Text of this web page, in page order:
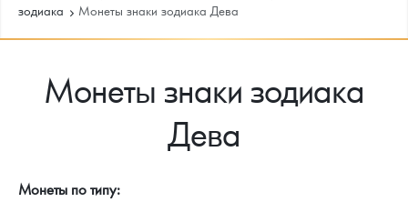
Каталог Монет
Инфо
зодиака
Монеты знаки зодиака Дева
Монеты знаки зодиака
Дева
Монеты по типу: